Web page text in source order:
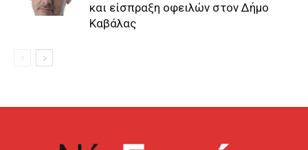
και είσπραξη οφειλών στον Δήμο
Καβάλας